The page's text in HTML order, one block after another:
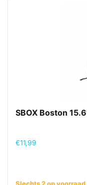
SBOX Boston
€11,99